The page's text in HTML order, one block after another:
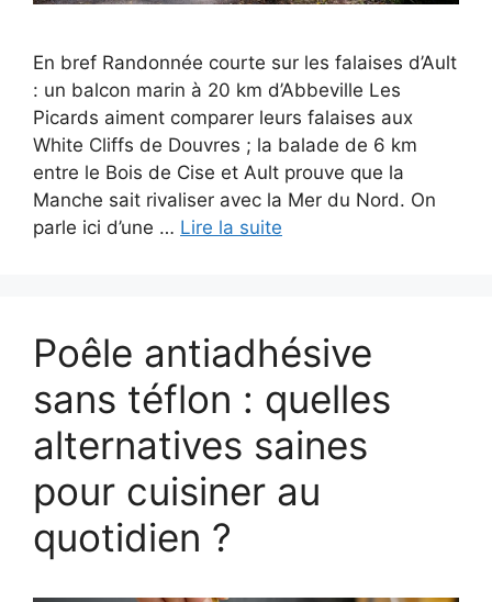
En bref Randonnée courte sur les falaises d’Ault
: un balcon marin à 20 km d’Abbeville Les
Picards aiment comparer leurs falaises aux
White Cliffs de Douvres ; la balade de 6 km
entre le Bois de Cise et Ault prouve que la
Manche sait rivaliser avec la Mer du Nord. On
parle ici d’une … Lire la suite
Poêle antiadhésive
sans téflon : quelles
alternatives saines
pour cuisiner au
quotidien ?